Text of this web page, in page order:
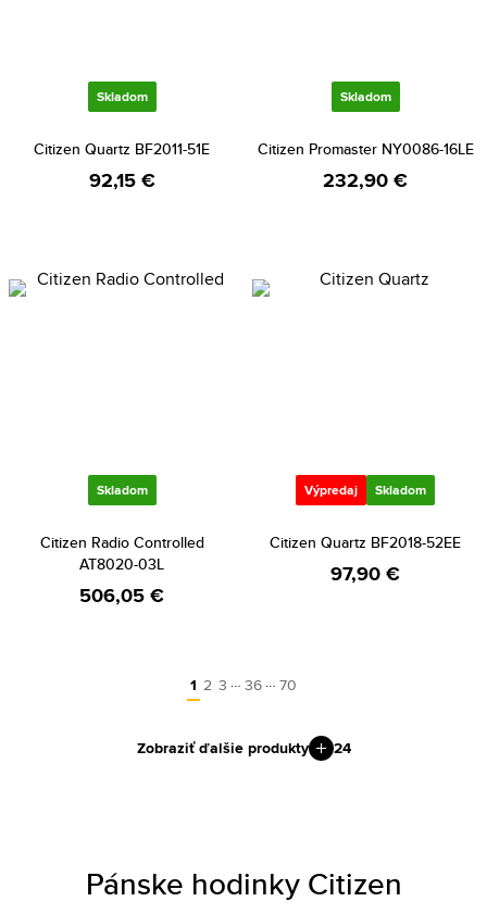
Skladom
Citizen Quartz BF2011-51E
92,15 €
Skladom
Citizen Promaster NY0086-16LE
232,90 €
Skladom
Citizen Radio Controlled
AT8020-03L
506,05 €
Výpredaj Skladom
Citizen Quartz BF2018-52EE
97,90 €
1 2 3 … 36 … 70
Zobraziť ďalšie produkty 24
Pánske hodinky Citizen